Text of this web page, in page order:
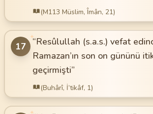
(M113 Müslim, Îmân, 21)
17
✦“Resûlullah (s.a.s.) vefat
Ramazan’ın son on gününü
geçirmişti”
(Buhârî, İ’tikâf, 1)